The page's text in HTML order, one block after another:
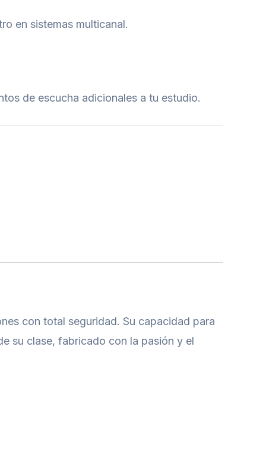
en sistemas multicanal.
de escucha adicionales a tu estudio.
con total seguridad. Su capacidad para
su clase, fabricado con la pasión y el